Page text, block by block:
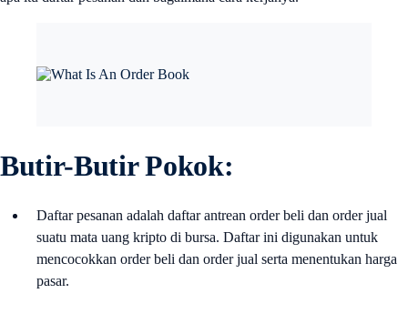
Butir-Butir Pokok:
Daftar pesanan adalah daftar antrean order beli dan order jual
suatu mata uang kripto di bursa. Daftar ini digunakan untuk
mencocokkan order beli dan order jual serta menentukan harga
pasar.